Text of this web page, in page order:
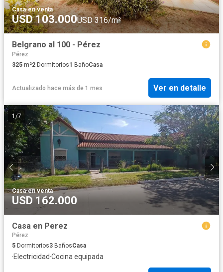
Casa·en venta
USD 103.000USD 316/m²
Belgrano al 100 - Pérez
Pérez
325 m²2 Dormitorios1 BañoCasa
Actualizado hace más de 1 mes Ver en detalle
1 /7
Casa·en venta
USD 162.000
Casa en Perez
Pérez
5 Dormitorios3 BañosCasa
·Electricidad·Cocina equipada